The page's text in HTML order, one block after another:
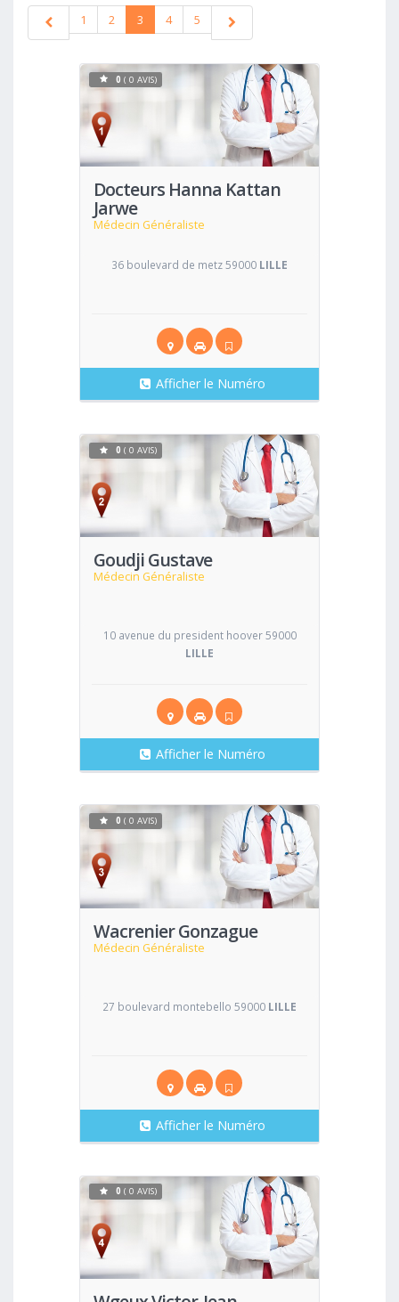
1 2 3 4 5
Docteurs Hanna Kattan
Jarwe
Médecin Généraliste
Voir
0 ( 0 AVIS)
36 boulevard de metz 59000 LILLE
Afficher le Numéro
Goudji Gustave
Médecin Généraliste
Voir
0 ( 0 AVIS)
10 avenue du president hoover 59000
LILLE
Afficher le Numéro
Wacrenier Gonzague
Médecin Généraliste
Voir
0 ( 0 AVIS)
27 boulevard montebello 59000 LILLE
Afficher le Numéro
Voir
0 ( 0 AVIS)